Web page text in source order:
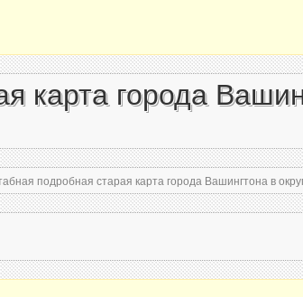
карта города
подробная старая карта города Вашингтона в